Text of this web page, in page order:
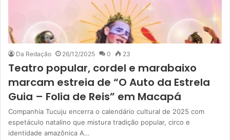
Da Redação 26/12/2025 0 23
Teatro popular, cordel e marabaixo
marcam estreia de “O Auto da Estrela
Guia – Folia de Reis” em Macapá
Companhia Tucuju encerra o calendário cultural de 2025 com
espetáculo natalino que mistura tradição popular, circo e
identidade amazônica A…